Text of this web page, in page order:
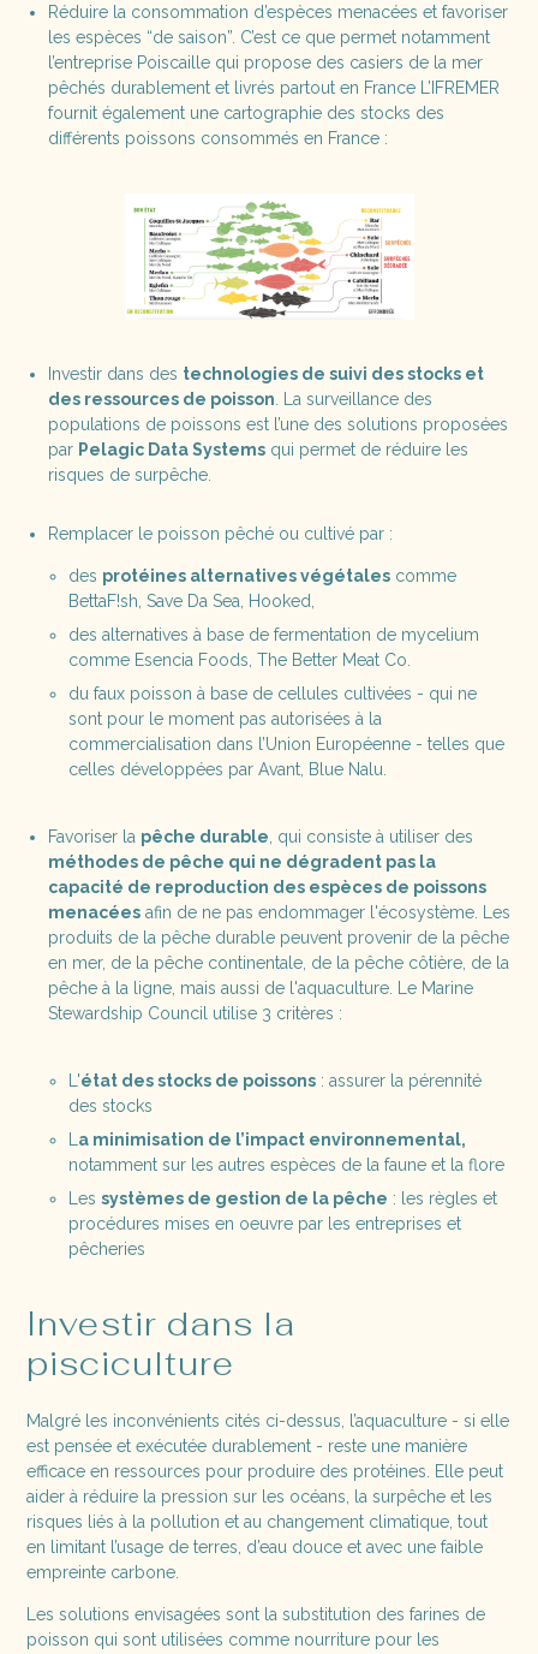
Réduire la consommation d’espèces menacées et favoriser
les espèces “de saison”. C’est ce que permet notamment
l’entreprise Poiscaille qui propose des casiers de la mer
pêchés durablement et livrés partout en France L’IFREMER
fournit également une cartographie des stocks des
différents poissons consommés en France :
Investir dans des technologies de suivi des stocks et
des ressources de poisson . La surveillance des
populations de poissons est l’une des solutions proposées
par Pelagic Data Systemsqui permet de réduire les
risques de surpêche.
Remplacer le poisson pêché ou cultivé par :
des protéines alternatives végétales comme
BettaF!sh, Save Da Sea, Hooked,
des alternatives à base de fermentation de mycelium
comme Esencia Foods, The Better Meat Co.
du faux poisson à base de cellules cultivées - qui ne
sont pour le moment pas autorisées à la
commercialisation dans l’Union Européenne - telles que
celles développées par Avant, Blue Nalu.
Favoriser la pêche durable , qui consiste à utiliser des
méthodes de pêche qui ne dégradent pas la
capacité de reproduction des espèces de poissons
menacéesafin de ne pas endommager l'écosystème. Les
produits de la pêche durable peuvent provenir de la pêche
en mer, de la pêche continentale, de la pêche côtière, de la
pêche à la ligne, mais aussi de l'aquaculture. Le Marine
Stewardship Council utilise 3 critères :
L'état des stocks de poissons : assurer la pérennité
des stocks
a minimisation de l’impact environnemental,
notamment sur les autres espèces de la faune et la flore
Lessystèmes de gestion de la pêche : les règles et
procédures mises en oeuvre par les entreprises et
pêcheries
Investir dans la
pisciculture
Malgré les inconvénients cités ci-dessus, l’aquaculture - si elle
est pensée et exécutée durablement - reste une manière
efficace en ressources pour produire des protéines. Elle peut
aider à réduire la pression sur les océans, la surpêche et les
risques liés à la pollution et au changement climatique, tout
en limitant l’usage de terres, d’eau douce et avec une faible
empreinte carbone.
Les solutions envisagées sont la substitution des farines de
poisson qui sont utilisées comme nourriture pour les